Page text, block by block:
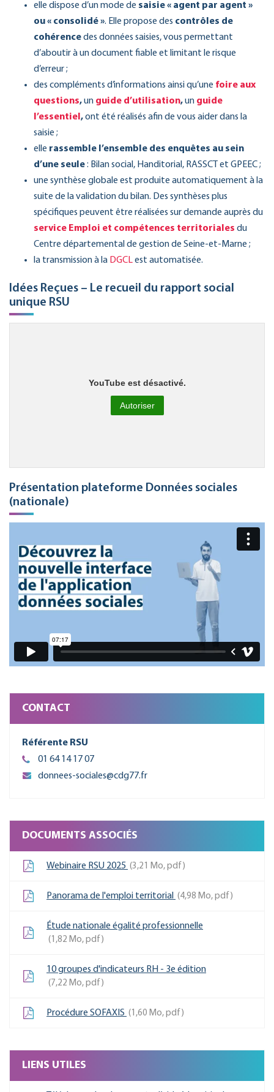
elle dispose d’un mode de saisie « agent par agent »
ou « consolidé ». Elle propose des contrôles de
cohérencedes données saisies, vous permettant
d’aboutir à un document fiable et limitant le risque
d’erreur ;
des compléments d’informations ainsi qu’une foire aux
questions,un guide d’utilisation,un guide
l’essentiel,ont été réalisés afin de vous aider dans la
saisie ;
elle rassemble l’ensemble des enquêtes au sein
d’une seule: Bilan social, Handitorial, RASSCT et GPEEC ;
une synthèse globale est produite automatiquement à la
suite de la validation du bilan. Des synthèses plus
spécifiques peuvent être réalisées sur demande auprès du
service Emploi et compétences territoriales du
Centre départemental de gestion de Seine-et-Marne ;
la transmission à la DGCLest automatisée.
Idées Reçues – Le recueil du rapport social
unique RSU
YouTube est désactivé.
Autoriser
Présentation plateforme Données sociales
(nationale)
CONTACT
Référente RSU
01 64 14 17 07
donnees-sociales@cdg77.fr
DOCUMENTS ASSOCIÉS
Webinaire RSU 2025 3,21 Mo, pdf
Panorama de l'emploi territorial 4,98 Mo, pdf
Étude nationale égalité professionnelle
1,82 Mo, pdf
10 groupes d'indicateurs RH - 3e édition
7,22 Mo, pdf
Procédure SOFAXIS 1,60 Mo, pdf
LIENS UTILES